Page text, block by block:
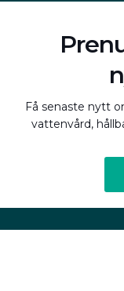
Få senaste nytt
vattenvård,